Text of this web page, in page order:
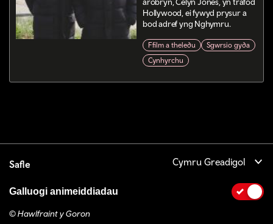
Hollywood, ei fywyd prysur a
bod adref yng Nghymru.
Ffilm a theledu
Sgwrsio gyda
Cynhyrchu
Safle Cymru Greadigol
Galluogi animeiddiadau
© Hawlfraint y Goron